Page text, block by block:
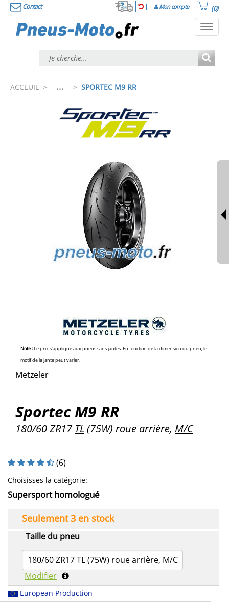
Contact Mon compte (0)
ACCEUIL > ... > SPORTEC M9 RR
Note :Le prix s'applique aux pneus sans jantes. En fonction de la dimension du pneu, le
motif de la jante peut varier.
Metzeler
Sportec M9 RR
180/60 ZR17 TL(75W) roue arrière, M/C
Choisisses la catégorie:
Supersport homologué
Taille du pneu
180/60 ZR17 TL (75W) roue arrière, M/C
Modifier
Seulement 3 en stock
(6)
European Production